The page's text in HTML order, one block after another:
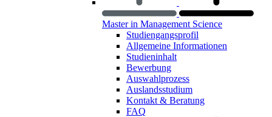
Master in Management Science
Studiengangsprofil
Allgemeine Informationen
Studieninhalt
Bewerbung
Auswahlprozess
Auslandsstudium
Kontakt & Beratung
FAQ